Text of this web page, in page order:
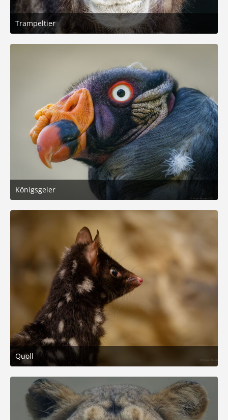
Trampeltier
21. Dezember 2025 um 17:45
4
Königsgeier
21. Dezember 2025 um 16:23
5
Quoll
8. Dezember 2025 um 15:12
4